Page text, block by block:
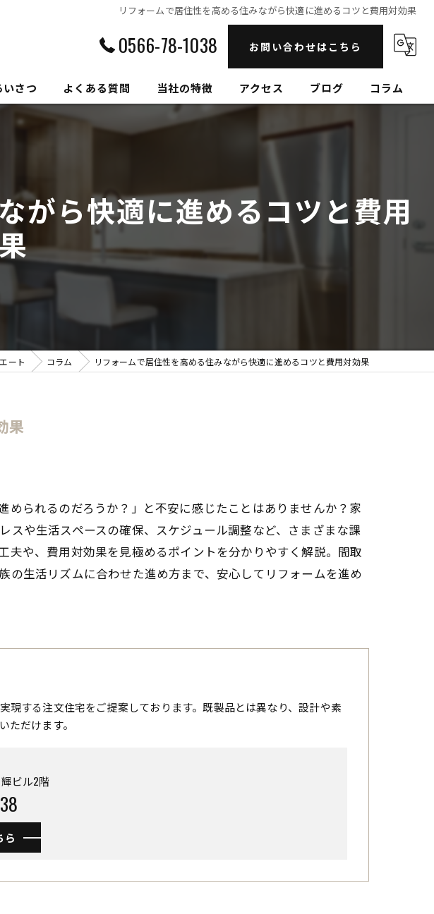
リフォームで居住性を高める住みながら快適に進めるコツと費用対効果
0566-78-1038 お問い合わせはこちら
さつ よくある質問 当社の特徴
セルロースファイバー
アクセス ブログ コラム
がら快適に進めるコツと費用
ート コラム リフォームで居住性を高める住みながら快適に進めるコツと費用対効果
果
られるのだろうか？」と不安に感じたことはありませんか？家
や生活スペースの確保、スケジュール調整など、さまざまな課
や、費用対効果を見極めるポイントを分かりやすく解説。間取
生活リズムに合わせた進め方まで、安心してリフォームを進め
現する注文住宅をご提案しております。既製品とは異なり、設計や素
ただけます。
ビル2階
ら